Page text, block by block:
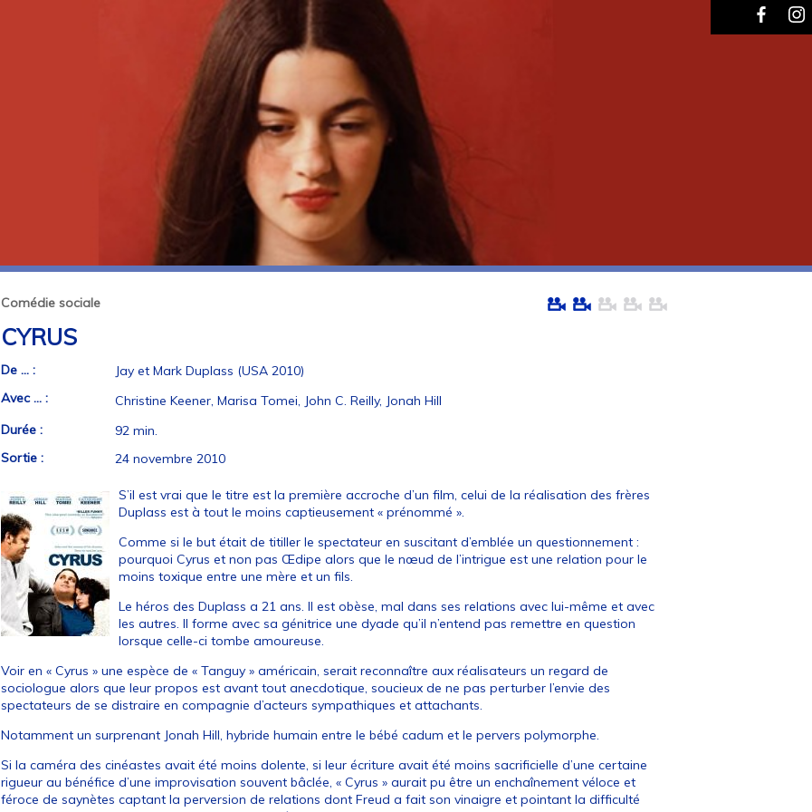
Comédie sociale
CYRUS
De ... :
Jay et Mark Duplass (USA 2010)
Avec ... :
Christine Keener, Marisa Tomei, John C. Reilly, Jonah Hill
Durée :
92 min.
Sortie :
24 novembre 2010
S’il est vrai que le titre est la première accroche d’un film, celui de la réalisation des frères
Duplass est à tout le moins captieusement « prénommé ».
Comme si le but était de titiller le spectateur en suscitant d’emblée un questionnement :
pourquoi Cyrus et non pas Œdipe alors que le nœud de l’intrigue est une relation pour le
moins toxique entre une mère et un fils.
Le héros des Duplass a 21 ans. Il est obèse, mal dans ses relations avec lui-même et avec
les autres. Il forme avec sa génitrice une dyade qu’il n’entend pas remettre en question
lorsque celle-ci tombe amoureuse.
Voir en « Cyrus » une espèce de « Tanguy » américain, serait reconnaître aux réalisateurs un regard de
sociologue alors que leur propos est avant tout anecdotique, soucieux de ne pas perturber l’envie des
spectateurs de se distraire en compagnie d’acteurs sympathiques et attachants.
Notamment un surprenant Jonah Hill, hybride humain entre le bébé cadum et le pervers polymorphe.
Si la caméra des cinéastes avait été moins dolente, si leur écriture avait été moins sacrificielle d’une certaine
rigueur au bénéfice d’une improvisation souvent bâclée, « Cyrus » aurait pu être un enchaînement véloce et
féroce de saynètes captant la perversion de relations dont Freud a fait son vinaigre et pointant la difficulté